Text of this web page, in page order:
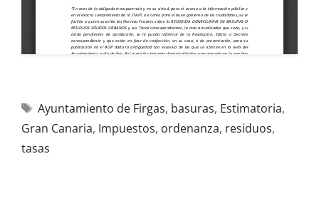
Ayuntamiento de Firgas, basuras, Estimatoria,
Gran Canaria, Impuestos, ordenanza, residuos,
tasas